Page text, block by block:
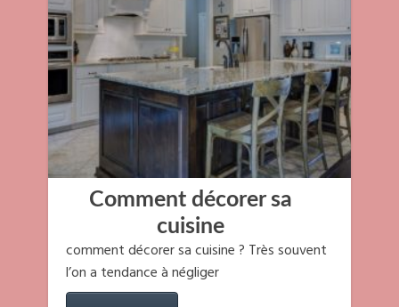
Comment décorer sa
cuisine
comment décorer sa cuisine ? Très souvent
l’on a tendance à négliger